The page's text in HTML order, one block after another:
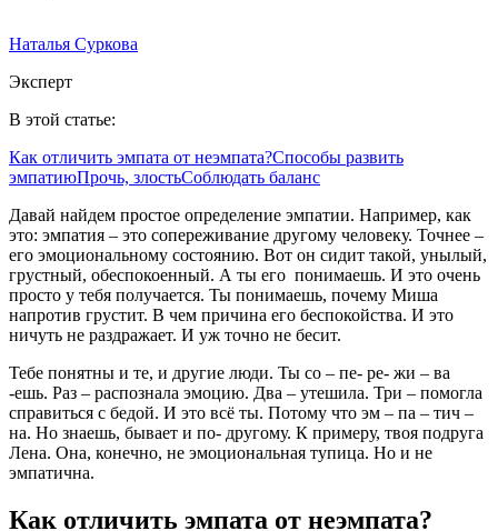
Наталья Суркова
Эксперт
В этой статье:
Как отличить эмпата от неэмпата?Способы развить
эмпатиюПрочь, злостьСоблюдать баланс
Давай найдем простое определение эмпатии. Например, как
это: эмпатия – это сопереживание другому человеку. Точнее –
его эмоциональному состоянию. Вот он сидит такой, унылый,
грустный, обеспокоенный. А ты его понимаешь. И это очень
просто у тебя получается. Ты понимаешь, почему Миша
напротив грустит. В чем причина его беспокойства. И это
ничуть не раздражает. И уж точно не бесит.
Тебе понятны и те, и другие люди. Ты со – пе- ре- жи – ва
-ешь. Раз – распознала эмоцию. Два – утешила. Три – помогла
справиться с бедой. И это всё ты. Потому что эм – па – тич –
на. Но знаешь, бывает и по- другому. К примеру, твоя подруга
Лена. Она, конечно, не эмоциональная тупица. Но и не
эмпатична.
Как отличить эмпата от неэмпата?